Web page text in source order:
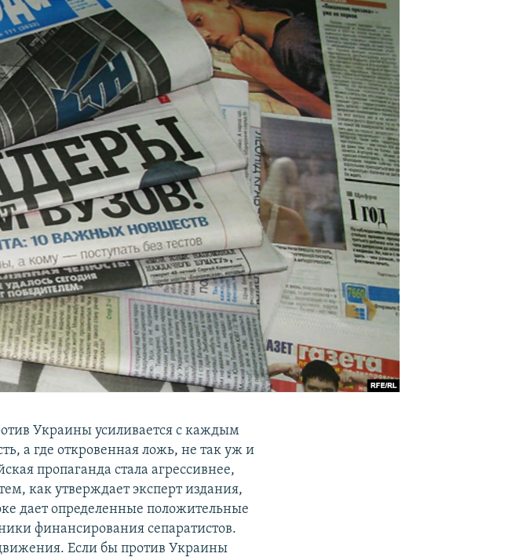
Украины усиливается с каждым
а где откровенная ложь, не так уж и
пропаганда стала агрессивнее,
как утверждает эксперт издания,
дает определенные положительные
финансирования сепаратистов.
Если бы против Украины